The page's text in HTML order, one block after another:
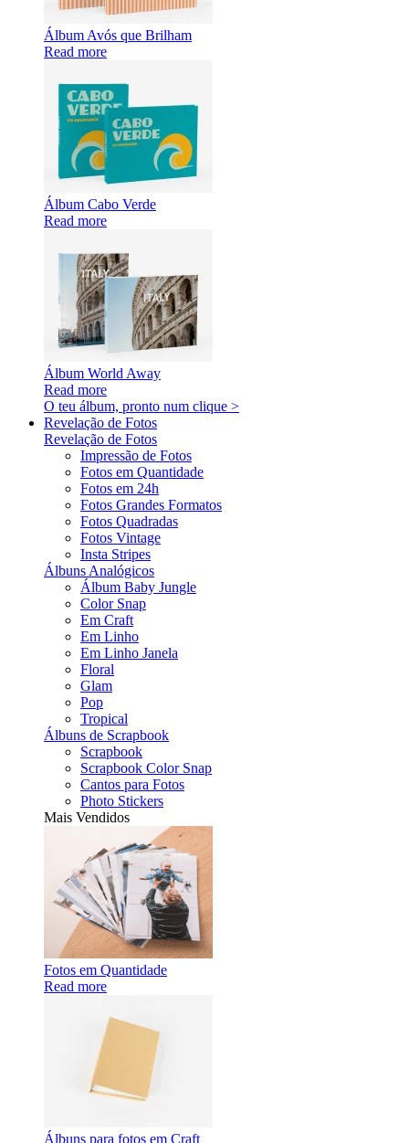
Álbum Avós que Brilham
Read more
Álbum Cabo Verde
Read more
Álbum World Away
Read more
O teu álbum, pronto num clique >
Revelação de Fotos
Revelação de Fotos
Impressão de Fotos
Fotos em Quantidade
Fotos em 24h
Fotos Grandes Formatos
Fotos Quadradas
Fotos Vintage
Insta Stripes
Álbuns Analógicos
Álbum Baby Jungle
Color Snap
Em Craft
Em Linho
Em Linho Janela
Floral
Glam
Pop
Tropical
Álbuns de Scrapbook
Scrapbook
Scrapbook Color Snap
Cantos para Fotos
Photo Stickers
Mais Vendidos
Fotos em Quantidade
Read more
Álbuns para fotos em Craft